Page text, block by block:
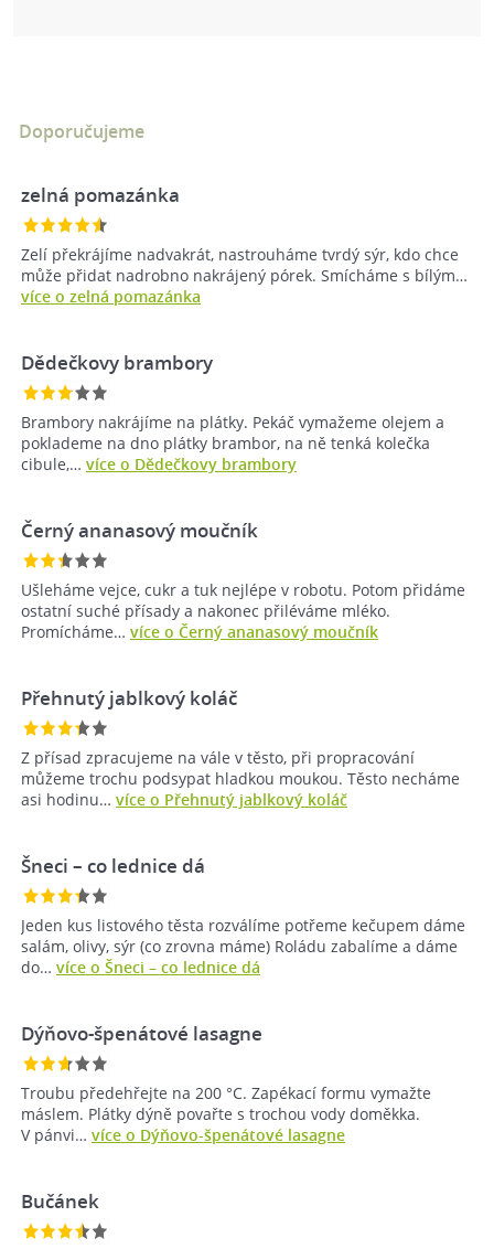
Doporučujeme
zelná pomazánka
Zelí překrájíme nadvakrát, nastrouháme tvrdý sýr, kdo chce
může přidat nadrobno nakrájený pórek. Smícháme s bílým…
více o zelná pomazánka
Dědečkovy brambory
Brambory nakrájíme na plátky. Pekáč vymažeme olejem a
poklademe na dno plátky brambor, na ně tenká kolečka
cibule,… více o Dědečkovy brambory
Černý ananasový moučník
Ušleháme vejce, cukr a tuk nejlépe v robotu. Potom přidáme
ostatní suché přísady a nakonec přiléváme mléko.
Promícháme… více o Černý ananasový moučník
Přehnutý jablkový koláč
Z přísad zpracujeme na vále v těsto, při propracování
můžeme trochu podsypat hladkou moukou. Těsto necháme
asi hodinu… více o Přehnutý jablkový koláč
Šneci – co lednice dá
Jeden kus listového těsta rozválíme potřeme kečupem dáme
salám, olivy, sýr (co zrovna máme) Roládu zabalíme a dáme
do… více o Šneci – co lednice dá
Dýňovo-špenátové lasagne
Troubu předehřejte na 200 °C. Zapékací formu vymažte
máslem. Plátky dýně povařte s trochou vody doměkka.
V pánvi… více o Dýňovo-špenátové lasagne
Bučánek